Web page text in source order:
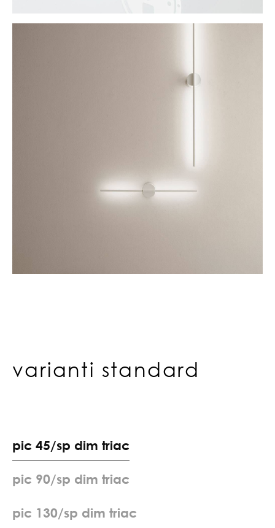
varianti standard
pic 45/sp dim triac
pic 90/sp dim triac
pic 130/sp dim triac